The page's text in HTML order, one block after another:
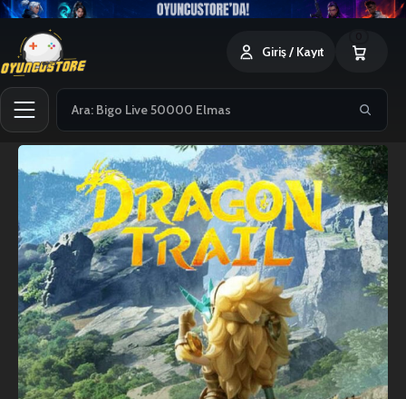
Giriş / Kayıt